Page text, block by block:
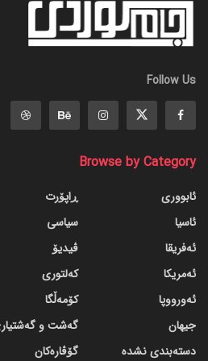
Follow Us
Browse by Category
ئابووری
ئاسیا
ئەفریقا
ئەمریکا
ئەورووپا
جیهان
دسته‌بندی نشده
ڕاپۆرت
سیاسی
ڤیدیۆ
کەلتوری
کۆمەڵگا
گه‌شت و
گۆڤاره‌کان